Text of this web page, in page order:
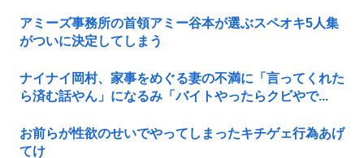
アミーズ事務所の首領アミー谷本が選ぶスペオキ5人集
がついに決定してしまう
ナイナイ岡村、家事をめぐる妻の不満に「言ってくれた
ら済む話やん」になるみ「バイトやったらクビやで...
お前らが性欲のせいでやってしまったキチゲェ行為あげ
てけ